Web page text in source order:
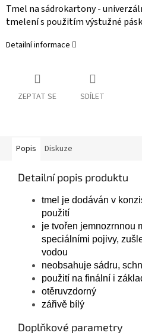
Tmel na sádrokartony -
tmelení s použitím výstužné
Detailní informace
ZEPTAT SE SDÍLET
Popis Diskuze
Detailní popis produktu
tmel je dodáván v
použití
je tvořen jemnozrnnou
speciálními pojivy,
vodou
neobsahuje sádru,
použití na finální i
otěruvzdorný
zářivě bílý
Doplňkové parametry